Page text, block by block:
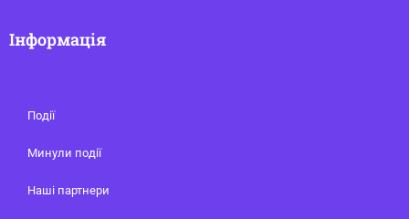
Інформація
Події
Минули події
Наші партнери